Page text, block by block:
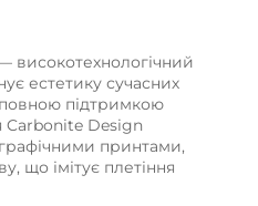
високотехнологічний
естетику сучасних
повною підтримкою
Carbonite Design
принтами,
що імітує плетіння